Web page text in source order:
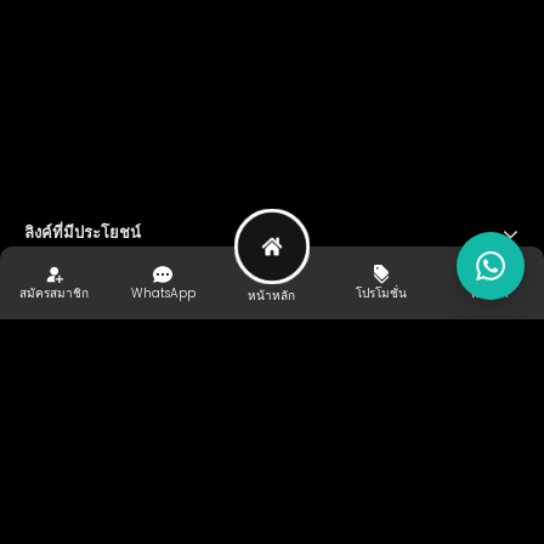
ลิงค์ที่มีประโยชน์
บริษัทของเรา
ผู้ให้บริการชำระเงิน
สมัครสมาชิก WhatsApp หน้าหลัก โปรโมชั่น แนะนำ